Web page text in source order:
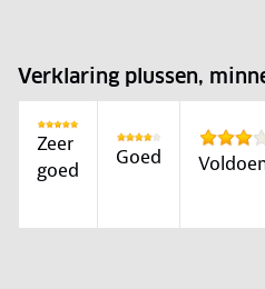
Verklaring plussen,
Zeer
goed
Goed